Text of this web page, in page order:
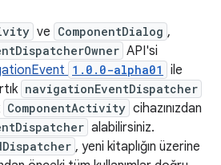
ve ComponentDialog ,
API'si
1.0.0-alpha01
ile
navigationEventDispatcher
ComponentActivity cihazınızdan
alabilirsiniz.
, yeni kitaplığın üzerine